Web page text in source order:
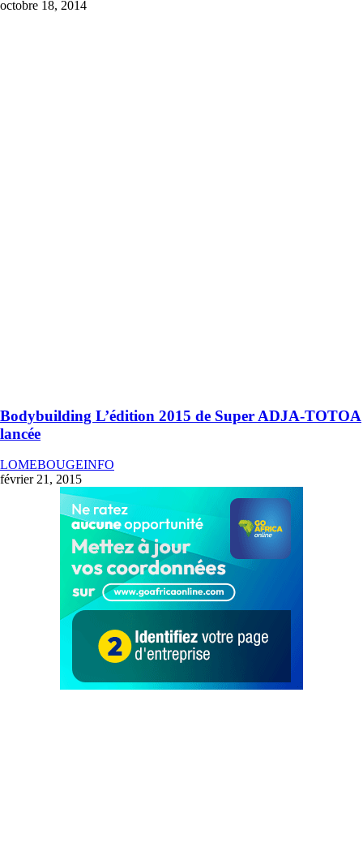
octobre 18, 2014
Bodybuilding L’édition 2015 de Super ADJA-TOTOA
lancée
LOMEBOUGEINFO
février 21, 2015